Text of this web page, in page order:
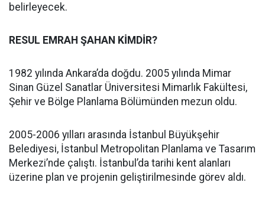
belirleyecek.
RESUL EMRAH ŞAHAN KİMDİR?
1982 yılında Ankara’da doğdu. 2005 yılında Mimar
Sinan Güzel Sanatlar Üniversitesi Mimarlık Fakültesi,
Şehir ve Bölge Planlama Bölümünden mezun oldu.
2005-2006 yılları arasında İstanbul Büyükşehir
Belediyesi, İstanbul Metropolitan Planlama ve Tasarım
Merkezi’nde çalıştı. İstanbul’da tarihi kent alanları
üzerine plan ve projenin geliştirilmesinde görev aldı.